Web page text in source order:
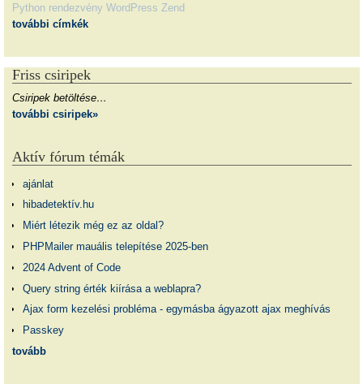
Python rendezvény WordPress Zend
további címkék
Friss csiripek
Csiripek betöltése…
további csiripek»
Aktív fórum témák
ajánlat
hibadetektív.hu
Miért létezik még ez az oldal?
PHPMailer mauális telepítése 2025-ben
2024 Advent of Code
Query string érték kiírása a weblapra?
Ajax form kezelési probléma - egymásba ágyazott ajax meghívás
Passkey
tovább